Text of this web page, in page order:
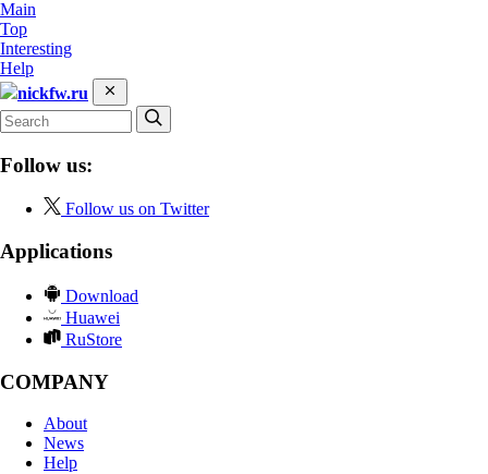
Main
Top
Interesting
Help
nickfw.ru
Follow us:
Follow us on Twitter
Applications
Download
Huawei
RuStore
COMPANY
About
News
Help